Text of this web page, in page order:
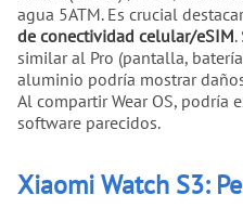
agua 5ATM. Es crucial
de conectividad celular/eSIM
similar al Pro (pantalla,
aluminio podría mostrar
Al compartir Wear OS, podría
software parecidos.
Xiaomi Watch S3: